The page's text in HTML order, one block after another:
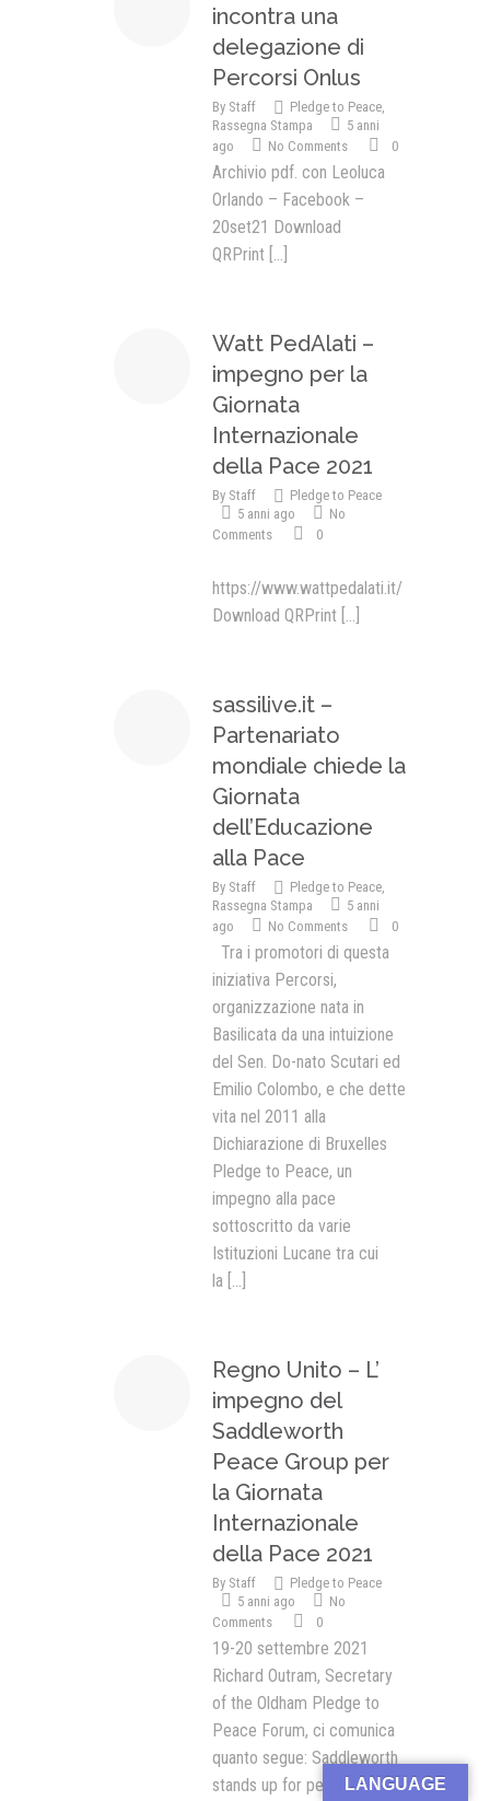
incontra una
delegazione di
Percorsi Onlus
By Staff Pledge to Peace,
Rassegna Stampa
5 anni
ago
No Comments 0
Archivio pdf. con Leoluca
Orlando – Facebook –
20set21 Download
QRPrint [...]
Watt PedAlati –
impegno per la
Giornata
Internazionale
della Pace 2021
By Staff
Pledge to Peace
5 anni ago
No
Comments
0
https://www.wattpedalati.it/
Download QRPrint [...]
sassilive.it –
Partenariato
mondiale chiede la
Giornata
dell’Educazione
alla Pace
By Staff Pledge to Peace,
Rassegna Stampa
5 anni
ago
No Comments 0
Tra i promotori di questa
iniziativa Percorsi,
organizzazione nata in
Basilicata da una intuizione
del Sen. Do-nato Scutari ed
Emilio Colombo, e che dette
vita nel 2011 alla
Dichiarazione di Bruxelles
Pledge to Peace, un
impegno alla pace
sottoscritto da varie
Istituzioni Lucane tra cui
la [...]
Regno Unito – L’
impegno del
Saddleworth
Peace Group per
la Giornata
Internazionale
della Pace 2021
By Staff
Pledge to Peace
5 anni ago
No
Comments
0
19-20 settembre 2021
Richard Outram, Secretary
of the Oldham Pledge to
Peace Forum, ci comunica
quanto segue: Saddleworth
stands up for peaceLANGUAGE